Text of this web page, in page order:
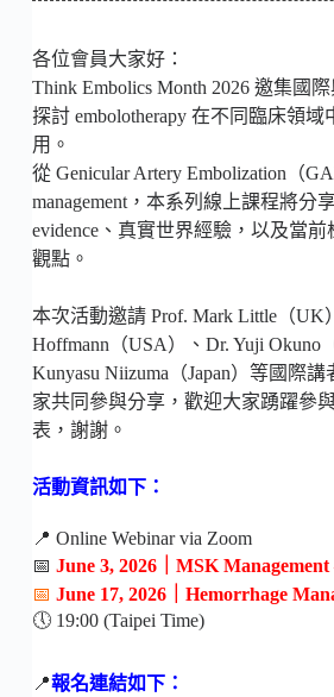
各位會員大家好：
Think Embolics Month 2026 邀集國
探討 embolotherapy 在不同臨床領
用。
從 Genicular Artery Embolization（
management，本系列線上課程將分
evidence、真實世界經驗，以及當
觀點。
本次活動邀請 Prof. Mark Little（UK
Hoffmann（USA）、Dr. Yuji Okuno
Kunyasu Niizuma（Japan）等國際
家共同參與分享，歡迎大家踴躍參
表，謝謝。
活動資訊如下：
📍 Online Webinar via Zoom
📅 June 3, 2026｜MSK
📅 June 17, 2026｜Hemorrhage
🕔 19:00 (Taipei Time)
📍報名連結如下：